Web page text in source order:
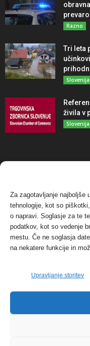
Za zagotavljanje najboljše
tehnologije, kot so
o napravi. Soglasje za te
podatkov, kot so vedenje
mestu. Če ne soglasja
na nekatere funkcije in
Upravljanje storitev
prevaro
Razno
Tri leta
Slovenija
živila v
Slovenija
NAJBOLJ
Protest
svetu
Dogodki
Verbund
FOTO:
Dogodki